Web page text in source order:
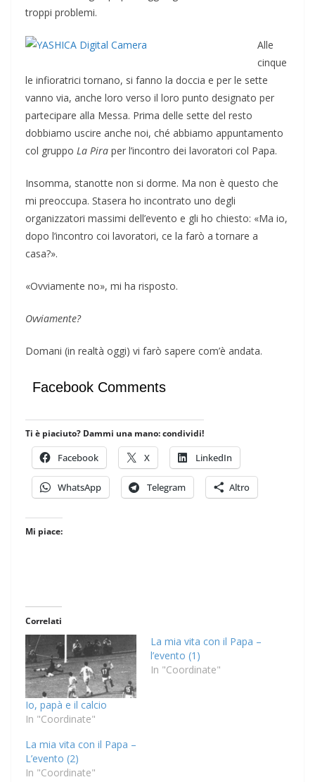
troppi problemi.
Alle
cinque
le infioratrici tornano, si fanno la doccia e per le sette
vanno via, anche loro verso il loro punto designato per
partecipare alla Messa. Prima delle sette del resto
dobbiamo uscire anche noi, ché abbiamo appuntamento
col gruppo La Pira per l’incontro dei lavoratori col Papa.
Insomma, stanotte non si dorme. Ma non è questo che
mi preoccupa. Stasera ho incontrato uno degli
organizzatori massimi dell’evento e gli ho chiesto: «Ma io,
dopo l’incontro coi lavoratori, ce la farò a tornare a
casa?».
«Ovviamente no», mi ha risposto.
Ovviamente?
Domani (in realtà oggi) vi farò sapere com’è andata.
Facebook Comments
Ti è piaciuto? Dammi una mano: condividi!
Facebook X LinkedIn
WhatsApp Telegram Altro
Mi piace:
Correlati
Io, papà e il calcio
In "Coordinate"
La mia vita con il Papa –
l’evento (1)
In "Coordinate"
La mia vita con il Papa –
L’evento (2)
In "Coordinate"